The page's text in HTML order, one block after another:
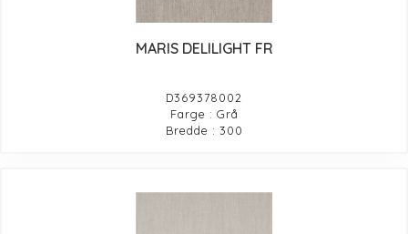
MARIS DELILIGHT FR
D369378002
Farge : Grå
Bredde : 300